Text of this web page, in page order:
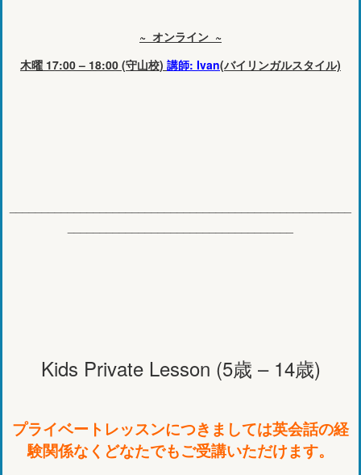
~ オンライン ~
木曜 17:00 – 18:00 (守山校) 講師: Ivan(バイリンガルスタイル)
Kids Private Lesson (5歳 – 14歳)
プライベートレッスンにつきましては英会話の経
験関係なくどなたでもご受講いただけます。